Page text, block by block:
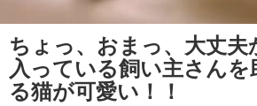
ちょっ、おまっ、大丈夫
入っている飼い主さん
る猫が可愛い！！